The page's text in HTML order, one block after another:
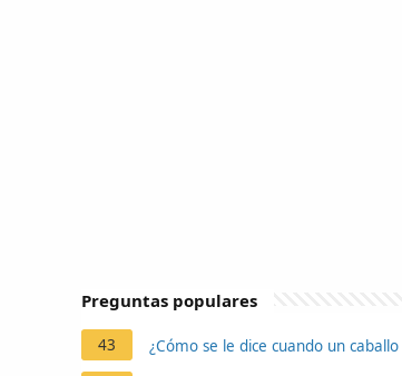
Preguntas populares
43 ¿Cómo se le dice cuando un